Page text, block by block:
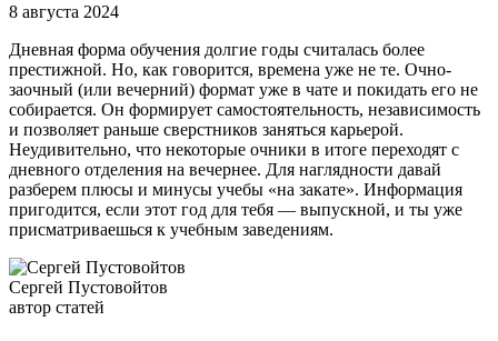
8 августа 2024
Дневная форма обучения долгие годы считалась более
престижной. Но, как говорится, времена уже не те. Очно-
заочный (или вечерний) формат уже в чате и покидать его не
собирается. Он формирует самостоятельность, независимость
и позволяет раньше сверстников заняться карьерой.
Неудивительно, что некоторые очники в итоге переходят с
дневного отделения на вечернее. Для наглядности давай
разберем плюсы и минусы учебы «на закате». Информация
пригодится, если этот год для тебя — выпускной, и ты уже
присматриваешься к учебным заведениям.
Сергей Пустовойтов
автор статей